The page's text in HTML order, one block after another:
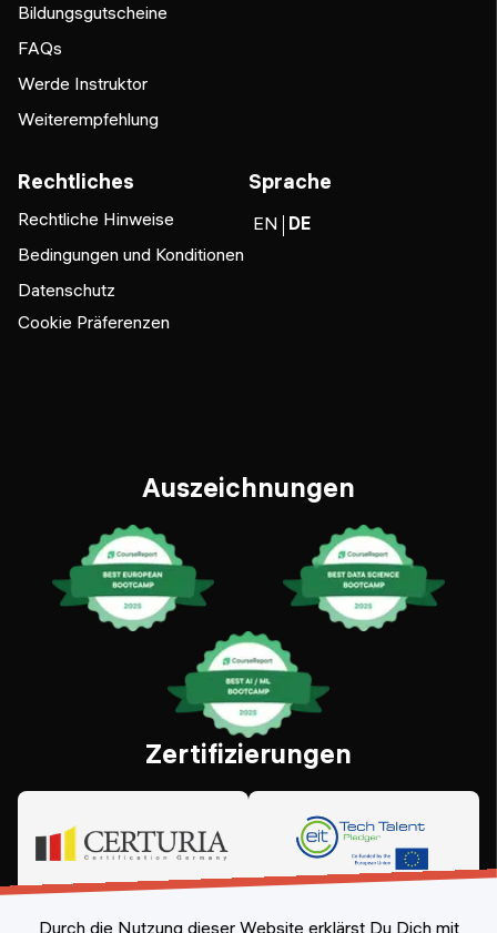
Bildungsgutscheine
FAQs
Werde Instruktor
Weiterempfehlung
Rechtliches
Rechtliche Hinweise
Bedingungen und Konditionen
Datenschutz
Cookie Präferenzen
Sprache
EN DE
Auszeichnungen
Zertifizierungen
Durch die Nutzung dieser Website erklärst Du Dich mit